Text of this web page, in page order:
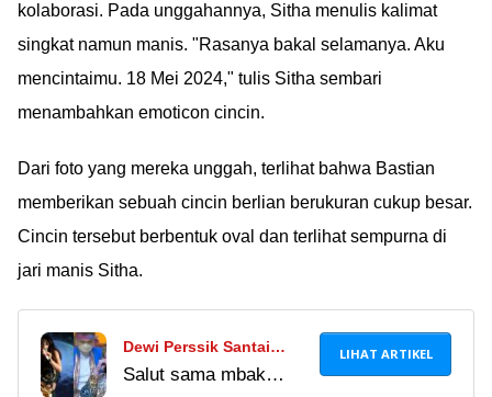
kolaborasi. Pada unggahannya, Sitha menulis kalimat
singkat namun manis. "Rasanya bakal selamanya. Aku
mencintaimu. 18 Mei 2024," tulis Sitha sembari
menambahkan emoticon cincin.
Dari foto yang mereka unggah, terlihat bahwa Bastian
memberikan sebuah cincin berlian berukuran cukup besar.
Cincin tersebut berbentuk oval dan terlihat sempurna di
jari manis Sitha.
Dewi Perssik Santai
Tanggapi Viralnya Video
Salut sama mbak
LIHAT ARTIKEL